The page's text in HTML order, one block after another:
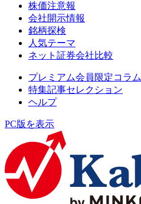
株価注意報
会社開示情報
銘柄探検
人気テーマ
ネット証券会社比較
プレミアム会員限定コラム
特集記事セレクション
ヘルプ
PC版を表示